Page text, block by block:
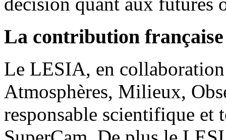
La contribution
Le LESIA, en
Atmosphères, Milieux,
responsable scientifique et